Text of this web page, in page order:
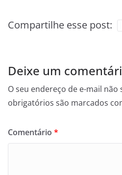
Compartilhe esse post:
Deixe um
O seu endereço de e-mail não
obrigatórios são marcados
Comentário *